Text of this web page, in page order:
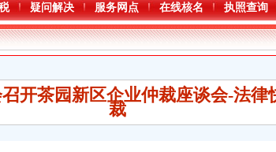
疑问解决 服务网点 在线核名 执照查询
开茶园新区企业仲裁座谈会-法律
裁